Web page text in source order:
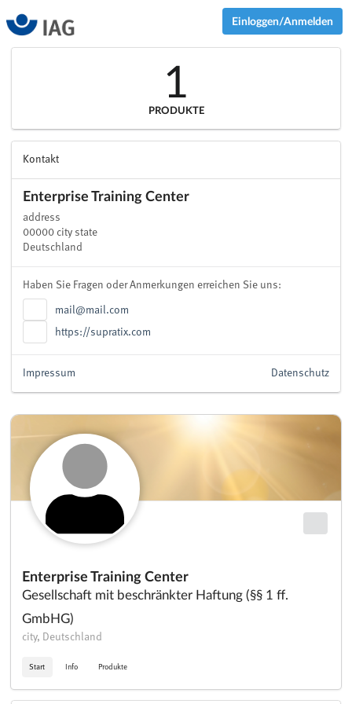
Einloggen/Anmelden
Enterprise Training Center
Gesellschaft mit beschränkter Haftung (§§ 1 ff.
GmbHG)
city, Deutschland
Start Info Produkte
1
PRODUKTE
Kontakt
Enterprise Training Center
address
00000 city state
Deutschland
Haben Sie Fragen oder Anmerkungen erreichen Sie uns:
mail@mail.com
https://supratix.com
Datenschutz
Impressum